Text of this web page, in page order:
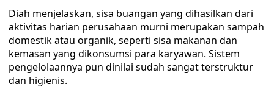
Diah menjelaskan, sisa buangan yang dihasilkan dari
aktivitas harian perusahaan murni merupakan sampah
domestik atau organik, seperti sisa makanan dan
kemasan yang dikonsumsi para karyawan. Sistem
pengelolaannya pun dinilai sudah sangat terstruktur
dan higienis.